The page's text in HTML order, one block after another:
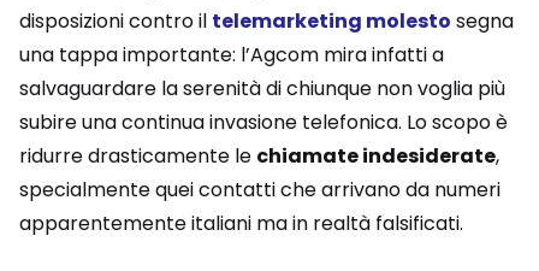
disposizioni contro il telemarketing molesto segna
una tappa importante: l’Agcom mira infatti a
salvaguardare la serenità di chiunque non voglia più
subire una continua invasione telefonica. Lo scopo è
ridurre drasticamente le chiamate indesiderate,
specialmente quei contatti che arrivano da numeri
apparentemente italiani ma in realtà falsificati.